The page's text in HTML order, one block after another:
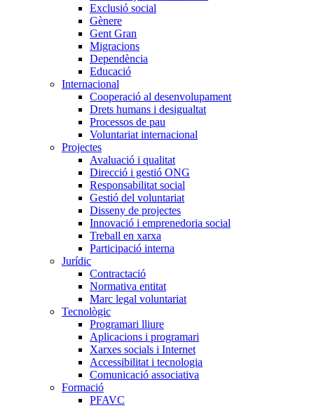
Exclusió social
Gènere
Gent Gran
Migracions
Dependència
Educació
Internacional
Cooperació al desenvolupament
Drets humans i desigualtat
Processos de pau
Voluntariat internacional
Projectes
Avaluació i qualitat
Direcció i gestió ONG
Responsabilitat social
Gestió del voluntariat
Disseny de projectes
Innovació i emprenedoria social
Treball en xarxa
Participació interna
Jurídic
Contractació
Normativa entitat
Marc legal voluntariat
Tecnològic
Programari lliure
Aplicacions i programari
Xarxes socials i Internet
Accessibilitat i tecnologia
Comunicació associativa
Formació
PFAVC